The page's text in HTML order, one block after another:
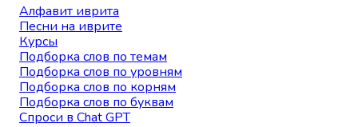
Алфавит иврита
Песни на иврите
Курсы
Подборка слов по темам
Подборка слов по уровням
Подборка слов по корням
Подборка слов по буквам
Спроси в Chat GPT